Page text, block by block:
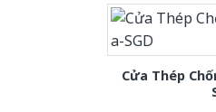
Cửa Thép